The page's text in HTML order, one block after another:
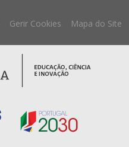
Gerir Cookies Mapa do Site